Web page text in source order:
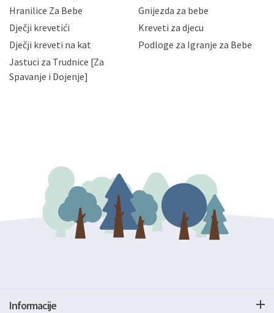
slučajevima koji su dozvoljeni zakonima. Napominjemo
da možete u svako doba, u potpunosti ili djelomice,
zatražiti prestanak aktivnosti obrade Vaših osobnih
podataka. Opoziv privole možete podnijeti poštom na
gore navedenu adresu ili e-mailom na adresu:
Hranilice Za Bebe
Gnijezda za bebe
Dječji krevetići
Kreveti za djecu
Dječji kreveti na kat
Podloge za Igranje za Bebe
Jastuci za Trudnice [Za
Spavanje i Dojenje]
Informacije